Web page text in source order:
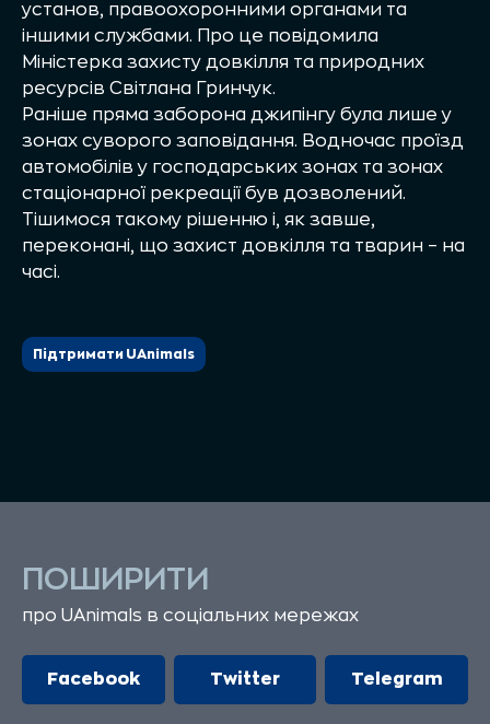
установ, правоохоронними органами та
іншими службами. Про це повідомила
Міністерка захисту довкілля та природних
ресурсів Світлана Гринчук.
Раніше пряма заборона джипінгу була лише у
зонах суворого заповідання. Водночас проїзд
автомобілів у господарських зонах та зонах
стаціонарної рекреації був дозволений.
Тішимося такому рішенню і, як завше,
переконані, що захист довкілля та тварин – на
часі.
Підтримати UAnimals
ПОШИРИТИ
про UAnimals в соціальних мережах
Facebook Twitter Telegram